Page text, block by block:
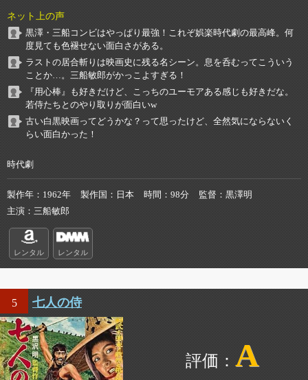
ネット上の声
黒澤・三船コンビはやっぱり最強！これぞ娯楽時代劇の最高峰。何
度見ても色褪せない面白さがある。
ラストの居合斬りは映画史に残る名シーン。息を呑むってこういう
ことか…。三船敏郎がかっこよすぎる！
『用心棒』も好きだけど、こっちのユーモアある感じも好きだな。
若侍たちとのやり取りが面白いw
古い白黒映画ってどうかな？って思ったけど、全然気にならないく
らい面白かった！
時代劇
製作年 1962年 製作国 日本 時間 98分 監督
黒澤明
主演
三船敏郎
レンタル レンタル
5 七人の侍
A